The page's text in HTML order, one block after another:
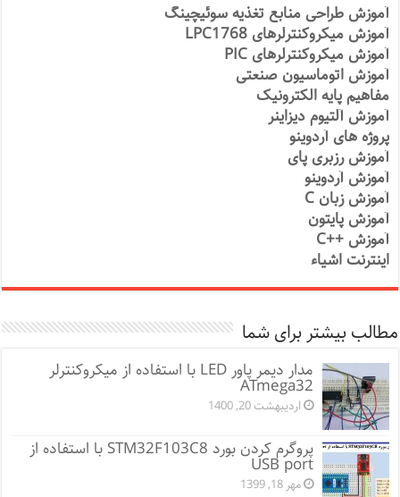
آموزش طراحی منابع تغذیه سوئیچینگ
آموزش میکروکنترلرهای LPC1768
آموزش میکروکنترلرهای PIC
آموزش اتوماسیون صنعتی
مفاهیم پایه الکترونیک
آموزش آلتیوم دیزاینر
پروژه های آردوینو
آموزش رزبری پای
آموزش آردوینو
آموزش زبان C
آموزش پایتون
آموزش ++C
اینترنت اشیاء
مطالب بیشتر برای شما
مدار دیمر پاور LED با استفاده از میکروکنترلر
ATmega32
اردیبهشت 20, 1400
پروگرم کردن بورد STM32F103C8 با استفاده از
USB port
مهر 18, 1399